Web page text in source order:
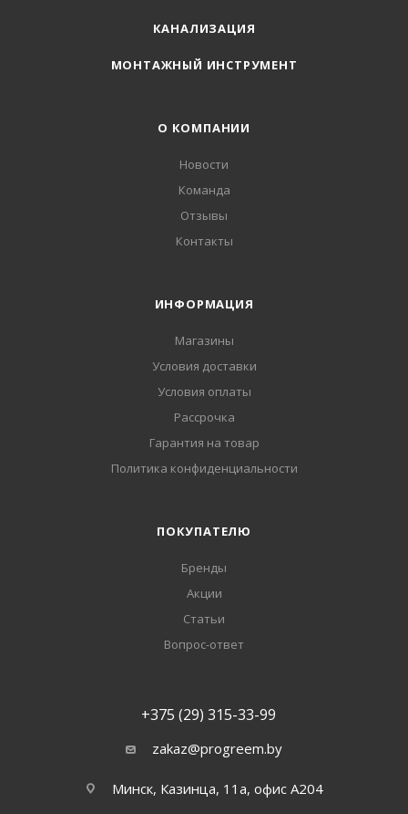
КАНАЛИЗАЦИЯ
МОНТАЖНЫЙ ИНСТРУМЕНТ
О КОМПАНИИ
Новости
Команда
Отзывы
Контакты
ИНФОРМАЦИЯ
Магазины
Условия доставки
Условия оплаты
Рассрочка
Гарантия на товар
Политика конфиденциальности
ПОКУПАТЕЛЮ
Бренды
Акции
Статьи
Вопрос-ответ
+375 (29) 315-33-99
zakaz@progreem.by
Минск, Казинца, 11а, офис А204